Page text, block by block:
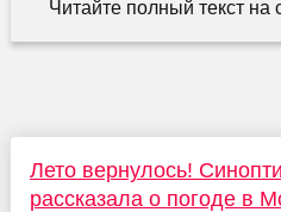
Читайте полный текст на
Лето вернулось!
рассказала о погоде в